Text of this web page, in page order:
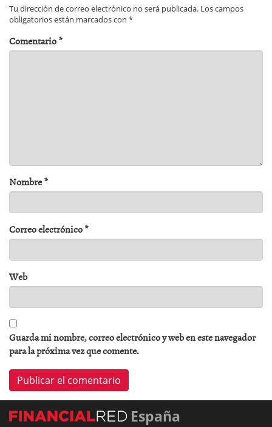
Tu dirección de correo electrónico no será publicada. Los campos
obligatorios están marcados con *
Comentario*
Nombre*
Correo electrónico*
Web
Guarda mi nombre, correo electrónico y web en este navegador
para la próxima vez que comente.
España